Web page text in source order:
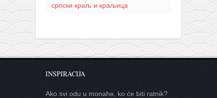
српски краљ и краљица
INSPIRACIJA
Ako svi odu u monahe, ko će biti ratnik?